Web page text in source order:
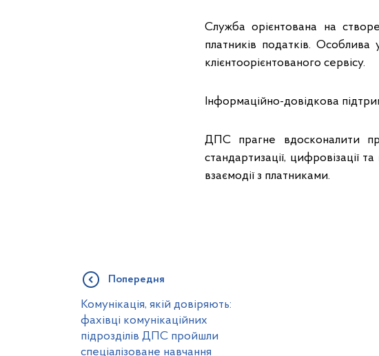
Служба орієнтована на
платників податків. Особлива
клієнтоорієнтованого сервісу.
Інформаційно-довідкова
ДПС прагне вдосконалити
стандартизації, цифровізації
взаємодії з платниками.
Попередня
Комунікація, якій довіряють:
фахівці комунікаційних
підрозділів ДПС пройшли
спеціалізоване навчання